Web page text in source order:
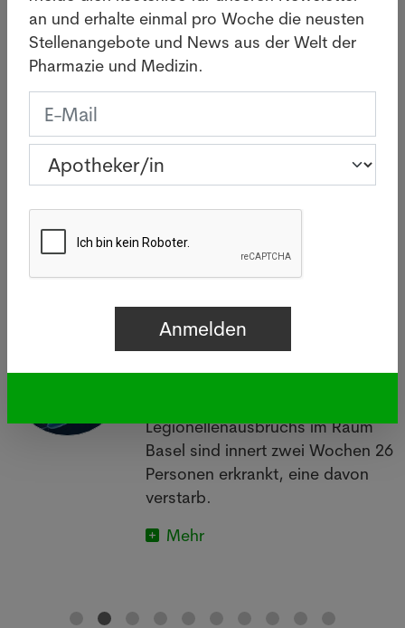
Apotheker/in in Zürich
Apothekerin in Diessenhofen
Letzte News
Legionellen: Wie gefährlich
sind die Bakterien wirklich?
05.08.2026
Legionellenausbruchs im Raum
Basel sind innert zwei Wochen 26
Personen erkrankt, eine davon
verstarb.
Mehr
an und erhalte einmal pro Woche die neusten
Stellenangebote und News aus der Welt der
Pharmazie und Medizin.